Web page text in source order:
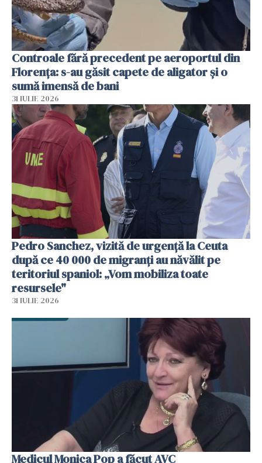
Controale fără precedent pe aeroportul din
Florența: s-au găsit capete de aligator și o
sumă imensă de bani
31 IULIE 2026
Pedro Sanchez, vizită de urgență la Ceuta
după ce 40 000 de migranți au năvălit pe
teritoriul spaniol: „Vom mobiliza toate
resursele"
31 IULIE 2026
Medicul Monica Pop a făcut AVC